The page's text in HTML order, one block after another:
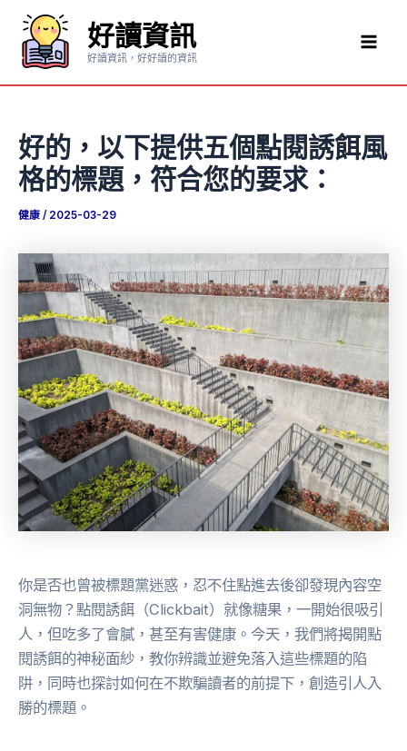
要
好讀資訊
好讀資訊，好好讀的資訊
好的，以下提供五個點閱誘餌風
格的標題，符合您的要求：
健康 / 2025-03-29
你是否也曾被標題黨迷惑，忍不住點進去後卻發現內容空
洞無物？點閱誘餌（Clickbait）就像糖果，一開始很吸引
人，但吃多了會膩，甚至有害健康。今天，我們將揭開點
閱誘餌的神秘面紗，教你辨識並避免落入這些標題的陷
阱，同時也探討如何在不欺騙讀者的前提下，創造引人入
勝的標題。